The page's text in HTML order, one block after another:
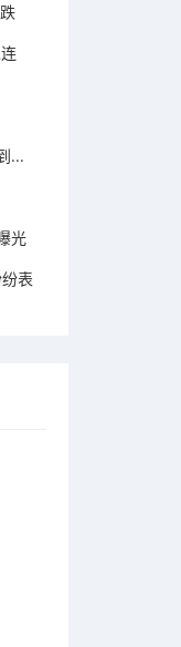
...
光
表